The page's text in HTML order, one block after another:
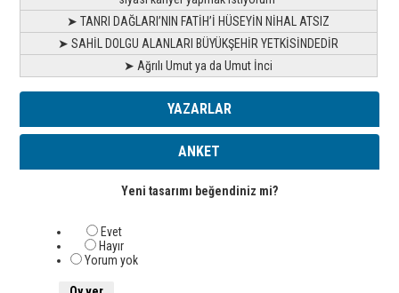
➤ TANRI DAĞLARI’NIN FATİH’İ HÜSEYİN NİHAL ATSIZ
➤ SAHİL DOLGU ALANLARI BÜYÜKŞEHİR YETKİSİNDEDİR
➤ Ağrılı Umut ya da Umut İnci
YAZARLAR
ANKET
Yeni tasarımı beğendiniz mi?
Evet
Hayır
Yorum yok